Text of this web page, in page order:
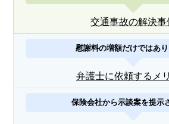
交通事故の解決事
慰謝料の増額だけではあ
弁護士に依頼するメ
保険会社から示談案を提示